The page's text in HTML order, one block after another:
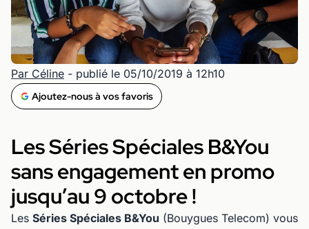
Par Céline - publié le 05/10/2019 à 12h10
Ajoutez-nous à vos favoris
Les Séries Spéciales B&You
sans engagement en promo
jusqu’au 9 octobre !
Les Séries Spéciales B&You (Bouygues Telecom) vous